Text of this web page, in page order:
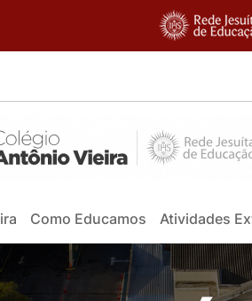
Como Educamos Atividades